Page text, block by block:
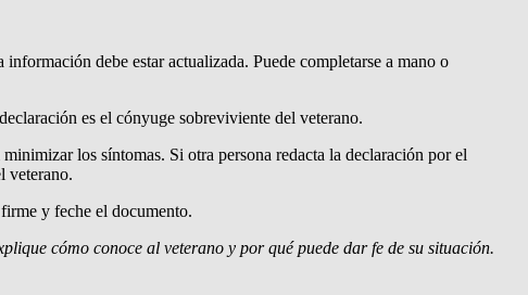
debe estar actualizada. Puede completarse a mano o
es el cónyuge sobreviviente del veterano.
los síntomas. Si otra persona redacta la declaración por el
veterano.
y feche el documento.
cómo conoce al veterano y por qué puede dar fe de su situación.